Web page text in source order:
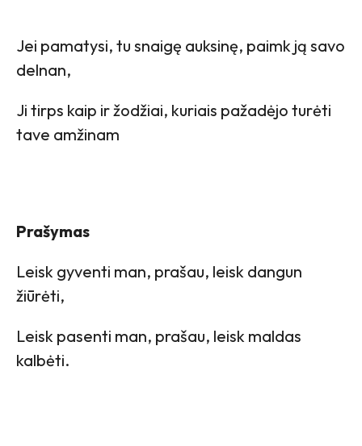
Jei pamatysi, tu snaigę auksinę, paimk ją savo
delnan,
Ji tirps kaip ir žodžiai, kuriais pažadėjo turėti
tave amžinam
Prašymas
Leisk gyventi man, prašau, leisk dangun
žiūrėti,
Leisk pasenti man, prašau, leisk maldas
kalbėti.